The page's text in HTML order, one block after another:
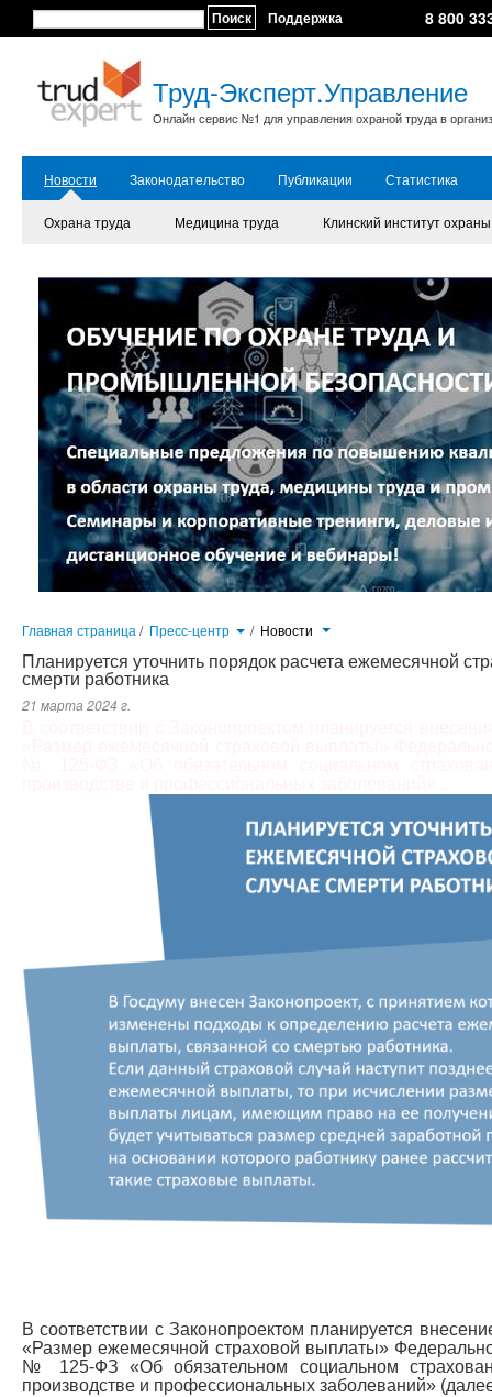
Поиск Поддержка 8 800
Труд-Эксперт.Управление
Онлайн сервис №1 для управления охраной труда в
Новости Законодательство Публикации Статистика
Охрана труда Медицина труда Клинский институт
Главная страница / Пресс-центр / Новости
Планируется уточнить порядок расчета ежемесячной
смерти работника
21 марта 2024 г.
В соответствии с Законопроектом планируется
«Размер ежемесячной страховой выплаты»
№ 125-ФЗ «Об обязательном социальном
производстве и профессиональных заболеваний»